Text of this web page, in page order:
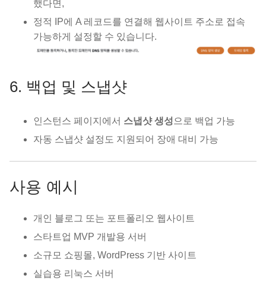
했다면,
정적 IP에 A 레코드를 연결해 웹사이트 주소로 접속
가능하게 설정할 수 있습니다.
6. 백업 및 스냅샷
인스턴스 페이지에서 스냅샷 생성 으로 백업 가능
자동 스냅샷 설정도 지원되어 장애 대비 가능
사용 예시
개인 블로그 또는 포트폴리오 웹사이트
스타트업 MVP 개발용 서버
소규모 쇼핑몰, WordPress 기반 사이트
실습용 리눅스 서버